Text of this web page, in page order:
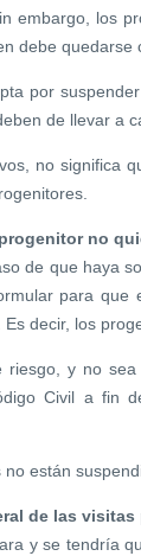
embargo, los
debe quedarse
por
de llevar a
no significa
no
de que haya
para que
decir, los
riesgo, y no
Civil a fin
están
de las
y se tendría